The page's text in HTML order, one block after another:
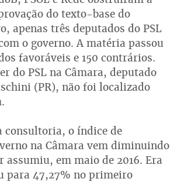
do texto-base do
apenas três deputados do PSL
o governo. A matéria passou
favoráveis e 150 contrários.
do PSL na Câmara, deputado
(PR), não foi localizado
consultoria, o índice de
na Câmara vem diminuindo
assumiu, em maio de 2016. Era
para 47,27% no primeiro